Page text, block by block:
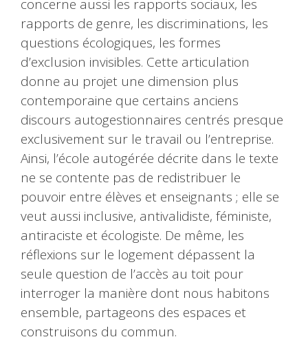
concerne aussi les rapports sociaux, les
rapports de genre, les discriminations, les
questions écologiques, les formes
d’exclusion invisibles. Cette articulation
donne au projet une dimension plus
contemporaine que certains anciens
discours autogestionnaires centrés presque
exclusivement sur le travail ou l’entreprise.
Ainsi, l’école autogérée décrite dans le texte
ne se contente pas de redistribuer le
pouvoir entre élèves et enseignants ; elle se
veut aussi inclusive, antivalidiste, féministe,
antiraciste et écologiste. De même, les
réflexions sur le logement dépassent la
seule question de l’accès au toit pour
interroger la manière dont nous habitons
ensemble, partageons des espaces et
construisons du commun.